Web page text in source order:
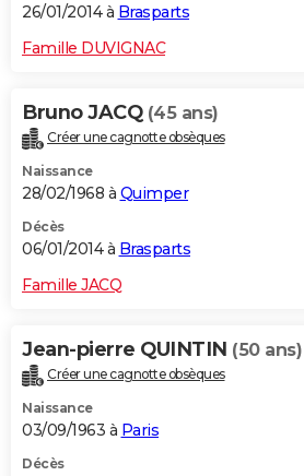
26/01/2014 à Brasparts
Famille DUVIGNAC
Bruno JACQ (45 ans)
Créer une cagnotte obsèques
Naissance
28/02/1968 à Quimper
Décès
06/01/2014 à Brasparts
Famille JACQ
Jean-pierre QUINTIN (50 ans)
Créer une cagnotte obsèques
Naissance
03/09/1963 à Paris
Décès